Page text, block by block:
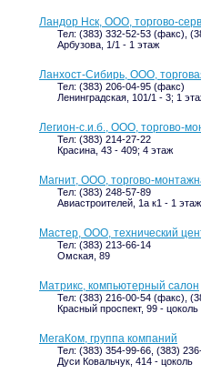
Ландор Нск, ООО, торгово-
Тел: (383) 332-52-53 (факс),
Арбузова, 1/1 - 1 этаж
Ланхост-Сибирь, ООО,
Тел: (383) 206-04-95 (факс)
Ленинградская, 101/1 - 3; 1
Легион-с.и.б., ООО, торгово-
Тел: (383) 214-27-22
Красина, 43 - 409; 4 этаж
Магнит, ООО, торгово-
Тел: (383) 248-57-89
Авиастроителей, 1а к1 - 1 этаж
Мастер, ООО, технический
Тел: (383) 213-66-14
Омская, 89
Матрикс, компьютерный салон
Тел: (383) 216-00-54 (факс),
Красный проспект, 99 - цоколь
МегаКом, группа компаний
Тел: (383) 354-99-66, (383)
Дуси Ковальчук, 414 - цоколь